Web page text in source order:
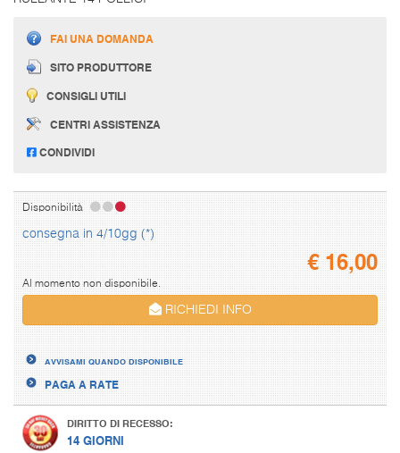
FAI UNA DOMANDA
SITO PRODUTTORE
CONSIGLI UTILI
CENTRI ASSISTENZA
CONDIVIDI
Disponibilità
consegna in 4/10gg (*)
€16,00
Al momento non disponibile.
RICHIEDI INFO
AVVISAMI QUANDO DISPONIBILE
PAGA A RATE
DIRITTO DI RECESSO:
14 GIORNI